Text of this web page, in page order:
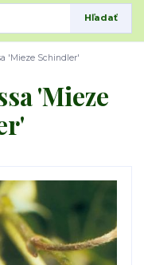
Hľadať
'Mieze Schindler'
'Mieze